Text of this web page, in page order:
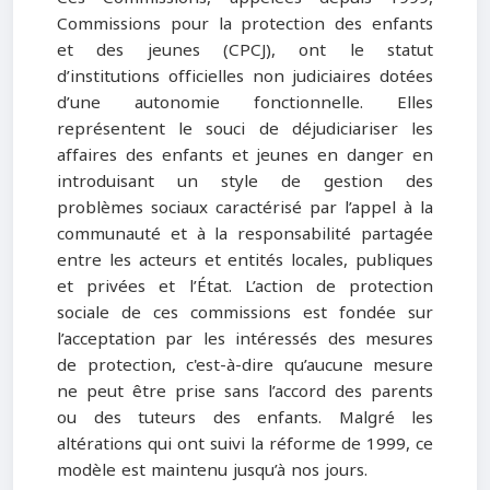
Commissions pour la protection des enfants
et des jeunes (CPCJ), ont le statut
d’institutions officielles non judiciaires dotées
d’une autonomie fonctionnelle. Elles
représentent le souci de déjudiciariser les
affaires des enfants et jeunes en danger en
introduisant un style de gestion des
problèmes sociaux caractérisé par l’appel à la
communauté et à la responsabilité partagée
entre les acteurs et entités locales, publiques
et privées et l’État. L’action de protection
sociale de ces commissions est fondée sur
l’acceptation par les intéressés des mesures
de protection, c'est-à-dire qu’aucune mesure
ne peut être prise sans l’accord des parents
ou des tuteurs des enfants. Malgré les
altérations qui ont suivi la réforme de 1999, ce
modèle est maintenu jusqu’à nos jours.